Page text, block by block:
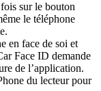
sur le bouton
le téléphone
en face de soi et
Face ID demande
de l’application.
du lecteur pour